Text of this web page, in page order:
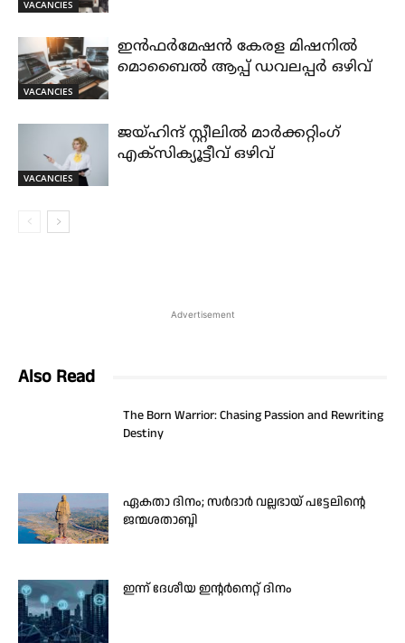
VACANCIES
VACANCIES
ഇൻഫർമേഷൻ കേരള മിഷനിൽ
മൊബൈൽ ആപ്പ് ഡവലപ്പർ ഒഴിവ്
VACANCIES
ജയ്‌ഹിന്ദ്‌ സ്റ്റീലിൽ മാർക്കറ്റിംഗ്
എക്സിക്യൂട്ടീവ് ഒഴിവ്
Advertisement
Also Read
The Born Warrior: Chasing Passion and Rewriting
Destiny
ഏകതാ ദിനം; സർദാർ വല്ലഭായ് പട്ടേലിന്റെ
ജന്മശതാബ്ദി
ഇന്ന് ദേശീയ ഇന്റർനെറ്റ് ദിനം